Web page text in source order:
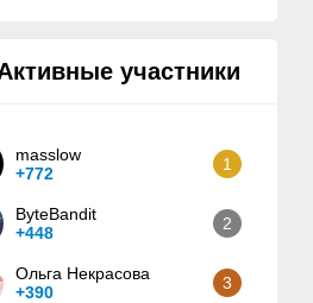
участники
masslow
+772
1
ByteBandit
+448
2
Ольга Некрасова
+390
3